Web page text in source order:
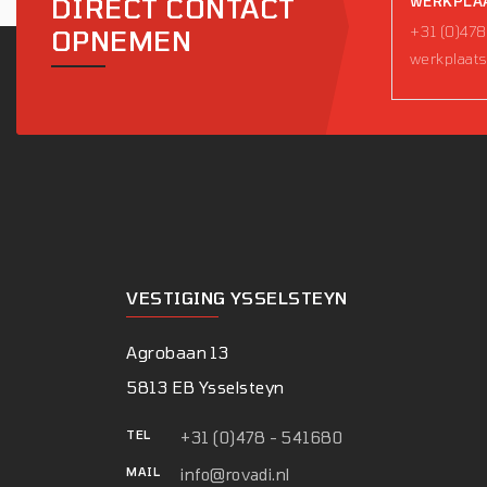
DIRECT CONTACT
OPNEMEN
+31
VESTIGING YSSELSTEYN
Agrobaan 13
5813 EB Ysselsteyn
TEL +31 (0)478 - 541680
MAIL info@rovadi.nl